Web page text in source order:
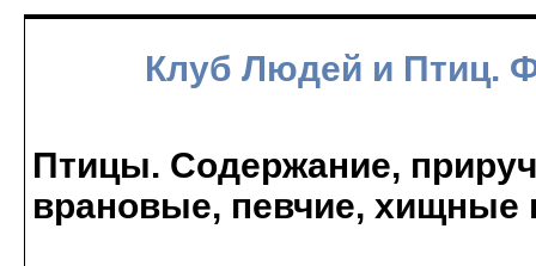
Клуб Людей и Птиц.
Птицы. Содержание,
врановые, певчие, хищные